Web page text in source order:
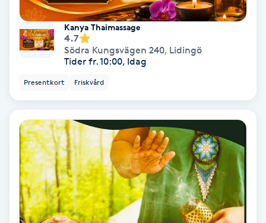
Lymfmassage
Läpptatuering
Makeup
Manikyr & Pedikyr
Massage
Medial vägledning
Kanya Thaimassage
4.7
Södra Kungsvägen 240, Lidingö
Tider fr. 10:00, Idag
Presentkort Friskvård